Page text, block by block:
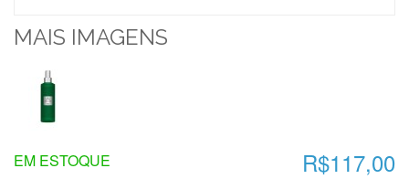
MAIS IMAGENS
R$117,00
EM ESTOQUE